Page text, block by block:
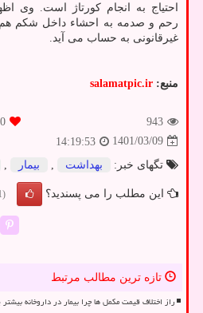
احتیاج به انجام کورتاژ است. وی
رحم و صدمه به احشاء داخل شکم
غیرقانونی به حساب می آید.
منبع: salamatpic.ir
943
1401/03/09
14:19:53
تگهای خبر:
بهداشت بیمار
این مطلب را می پسندید؟ (1)
تازه ترین مطالب مرتبط
راز اختلاف قیمت مکمل ها چرا بیمار در داروخانه